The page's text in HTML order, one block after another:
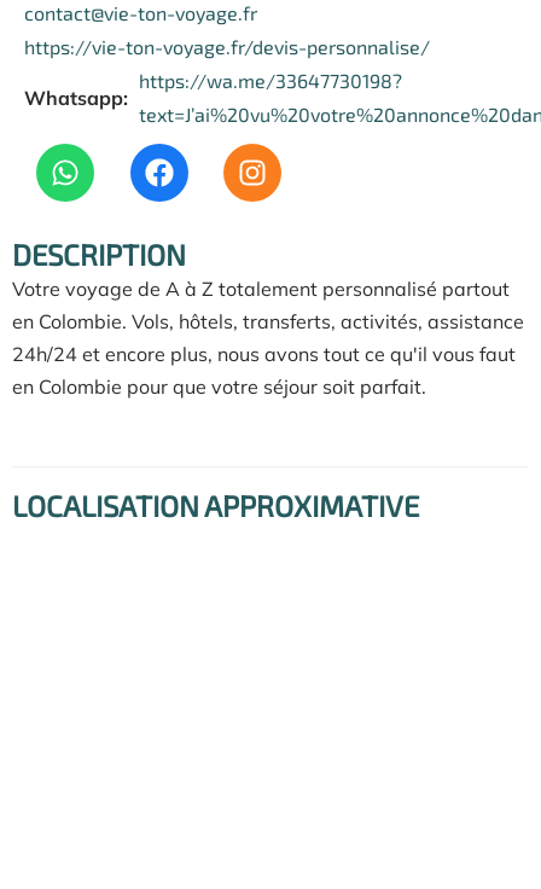
contact@vie-ton-voyage.fr
https://vie-ton-voyage.fr/devis-personnalise/
Whatsapp:
https://wa.me/33647730198?
DESCRIPTION
Votre voyage de A à Z totalement personnalisé partout
en Colombie. Vols, hôtels, transferts, activités, assistance
24h/24 et encore plus, nous avons tout ce qu'il vous faut
en Colombie pour que votre séjour soit parfait.
LOCALISATION APPROXIMATIVE